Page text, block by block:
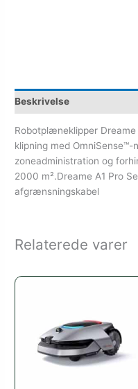
Beskrivelse
Robotplæneklipper
klipning med
zoneadministration og
2000 m².Dreame A1 Pro
afgrænsningskabel
Relaterede varer